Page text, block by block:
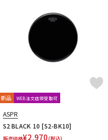
新品 WEB注文店頭受取可
ASPR
S2 BLACK 10 [S2-BK10]
販売価格¥2,970(税込)